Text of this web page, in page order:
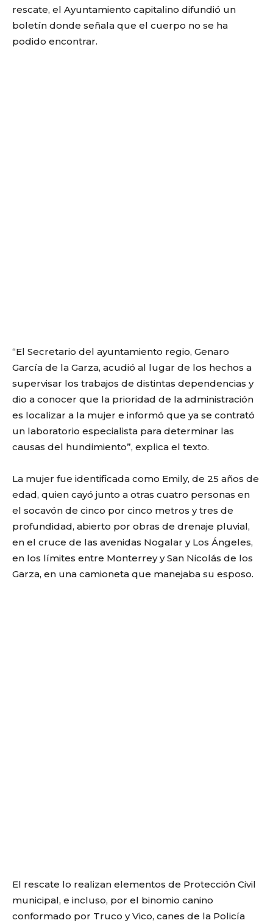
rescate, el Ayuntamiento capitalino difundió un
boletín donde señala que el cuerpo no se ha
podido encontrar.
“El Secretario del ayuntamiento regio, Genaro
García de la Garza, acudió al lugar de los hechos a
supervisar los trabajos de distintas dependencias y
dio a conocer que la prioridad de la administración
es localizar a la mujer e informó que ya se contrató
un laboratorio especialista para determinar las
causas del hundimiento”, explica el texto.
La mujer fue identificada como Emily, de 25 años de
edad, quien cayó junto a otras cuatro personas en
el socavón de cinco por cinco metros y tres de
profundidad, abierto por obras de drenaje pluvial,
en el cruce de las avenidas Nogalar y Los Ángeles,
en los límites entre Monterrey y San Nicolás de los
Garza, en una camioneta que manejaba su esposo.
El rescate lo realizan elementos de Protección Civil
municipal, e incluso, por el binomio canino
conformado por Truco y Vico, canes de la Policía